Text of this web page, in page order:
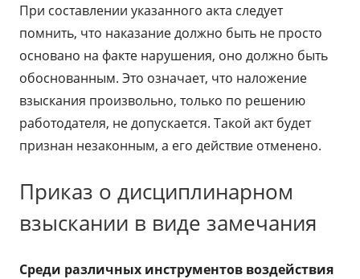
При составлении указанного акта следует
помнить, что наказание должно быть не просто
основано на факте нарушения, оно должно быть
обоснованным. Это означает, что наложение
взыскания произвольно, только по решению
работодателя, не допускается. Такой акт будет
признан незаконным, а его действие отменено.
Приказ о дисциплинарном
взыскании в виде замечания
Среди различных инструментов воздействия